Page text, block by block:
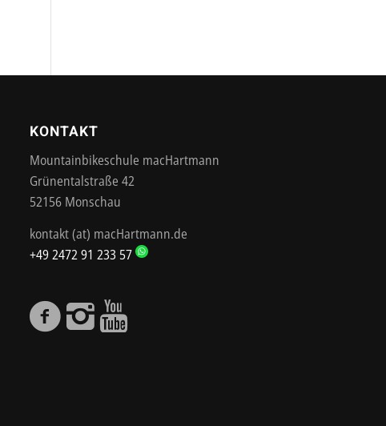
KONTAKT
Mountainbikeschule macHartmann
Grünentalstraße 42
52156 Monschau
kontakt (at) macHartmann.de
+49 2472 91 233 57